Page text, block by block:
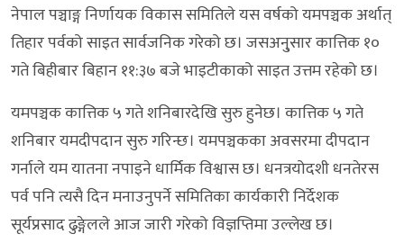
नेपाल पञ्चाङ्ग निर्णायक विकास समितिले यस वर्षको यमपञ्चक अर्थात्
तिहार पर्वको साइत सार्वजनिक गरेको छ। जसअनु्सार कात्तिक १०
गते बिहीबार बिहान ११:३७ बजे भाइटीकाको साइत उत्तम रहेको छ।
यमपञ्चक कात्तिक ५ गते शनिबारदेखि सुरु हुनेछ। कात्तिक ५ गते
शनिबार यमदीपदान सुरु गरिन्छ। यमपञ्चकका अवसरमा दीपदान
गर्नाले यम यातना नपाइने धार्मिक विश्वास छ। धनत्रयोदशी धनतेरस
पर्व पनि त्यसै दिन मनाउनुपर्ने समितिका कार्यकारी निर्देशक
सूर्यप्रसाद ढुङ्गेलले आज जारी गरेको विज्ञप्तिमा उल्लेख छ।